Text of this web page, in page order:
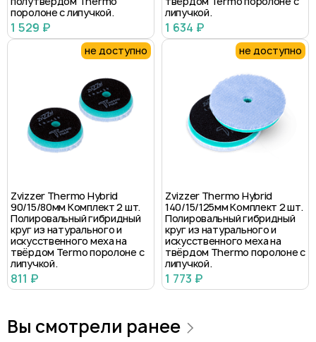
поролоне с липучкой.
1 529 ₽
липучкой.
1 634 ₽
не доступно
Zvizzer Thermo Hybrid
90/15/80мм Комплект 2 шт.
Полировальный гибридный
круг из натурального и
искусственного меха на
твёрдом Termo поролоне с
липучкой.
811 ₽
не доступно
Zvizzer Thermo Hybrid
140/15/125мм Комплект 2 шт.
Полировальный гибридный
круг из натурального и
искусственного меха на
твёрдом Thermo поролоне с
липучкой.
1 773 ₽
Вы смотрели ранее